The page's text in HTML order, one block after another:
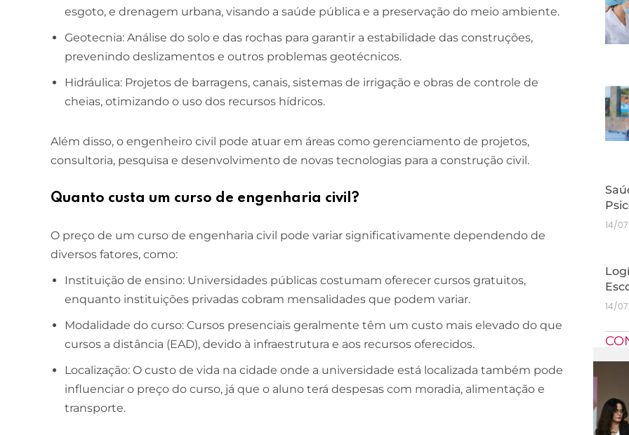
esgoto, e drenagem urbana, visando a saúde pública e a preservação do meio ambiente.
Geotecnia: Análise do solo e das rochas para garantir a estabilidade das construções,
prevenindo deslizamentos e outros problemas geotécnicos.
Hidráulica: Projetos de barragens, canais, sistemas de irrigação e obras de controle de
cheias, otimizando o uso dos recursos hídricos.
Além disso, o engenheiro civil pode atuar em áreas como gerenciamento de projetos,
consultoria, pesquisa e desenvolvimento de novas tecnologias para a construção civil.
Quanto custa um curso de engenharia civil?
O preço de um curso de engenharia civil pode variar significativamente dependendo de
diversos fatores, como:
Instituição de ensino: Universidades públicas costumam oferecer cursos gratuitos,
enquanto instituições privadas cobram mensalidades que podem variar.
Modalidade do curso: Cursos presenciais geralmente têm um custo mais elevado do que
cursos a distância (EAD), devido à infraestrutura e aos recursos oferecidos.
Localização: O custo de vida na cidade onde a universidade está localizada também pode
influenciar o preço do curso, já que o aluno terá despesas com moradia, alimentação e
transporte.
14/
14/